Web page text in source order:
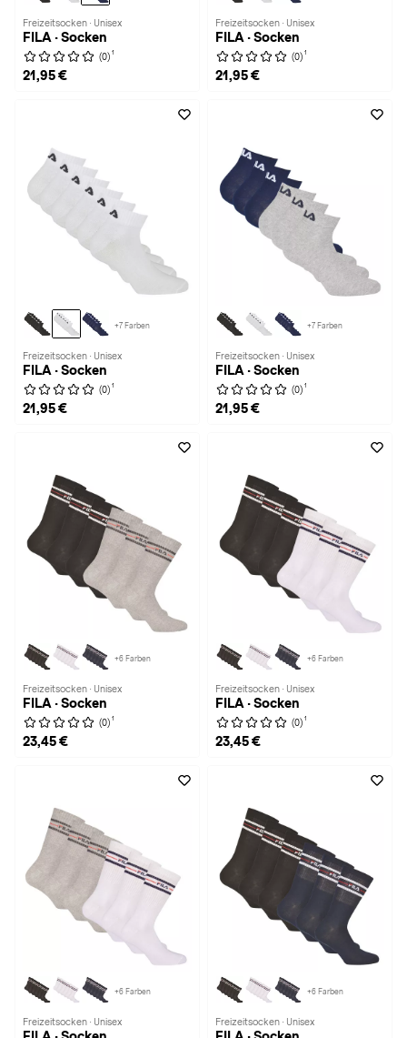
Freizeitsocken · Unisex
FILA · Socken
(0) 1
21,95 €
Freizeitsocken · Unisex
FILA · Socken
(0) 1
21,95 €
+7 Farben
Freizeitsocken · Unisex
FILA · Socken
(0) 1
21,95 €
+7 Farben
Freizeitsocken · Unisex
FILA · Socken
(0) 1
21,95 €
+6 Farben
Freizeitsocken · Unisex
FILA · Socken
(0) 1
23,45 €
+6 Farben
Freizeitsocken · Unisex
FILA · Socken
(0) 1
23,45 €
+6 Farben
Freizeitsocken · Unisex
+6 Farben
Freizeitsocken · Unisex